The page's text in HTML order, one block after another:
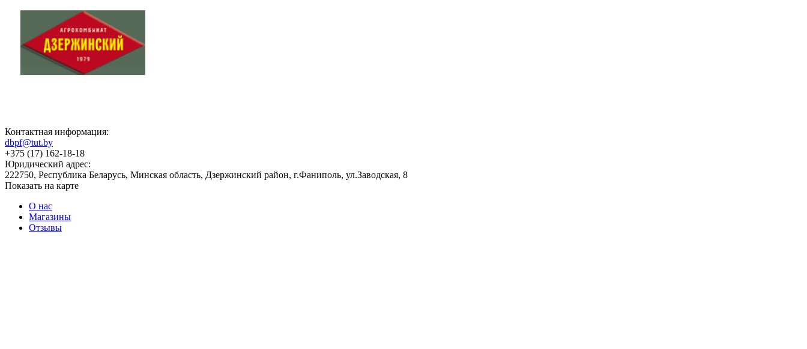
Контактная информация:
dbpf@tut.by
+375 (17) 162-18-18
Юридический адрес:
222750, Республика Беларусь, Минская область, Дзержинский район, г.Фаниполь, ул.Заводская, 8
Показать на карте
О нас
Магазины
Отзывы